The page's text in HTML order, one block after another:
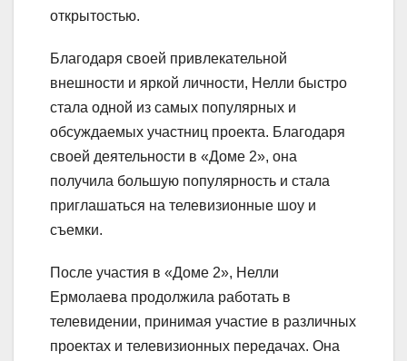
открытостью.
Благодаря своей привлекательной
внешности и яркой личности, Нелли быстро
стала одной из самых популярных и
обсуждаемых участниц проекта. Благодаря
своей деятельности в «Доме 2», она
получила большую популярность и стала
приглашаться на телевизионные шоу и
съемки.
После участия в «Доме 2», Нелли
Ермолаева продолжила работать в
телевидении, принимая участие в различных
проектах и телевизионных передачах. Она